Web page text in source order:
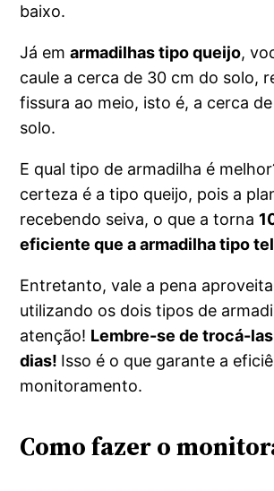
baixo.
Já emarmadilhas tipo queijo,
caule a cerca de 30 cm do solo,
fissura ao meio, isto é, a cerca
solo.
E qual tipo de armadilha é
certeza é a tipo queijo, pois a
recebendo seiva, o que a torna
eficiente que a armadilha tipo
Entretanto, vale a pena
utilizando os dois tipos de
atenção! Lembre-se de trocá-las
dias! Isso é o que garante a
monitoramento.
Como fazer o